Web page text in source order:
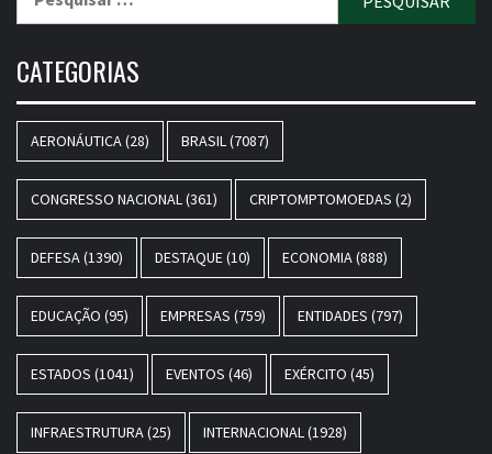
CATEGORIAS
AERONÁUTICA(28) BRASIL(7087)
CONGRESSO NACIONAL(361) CRIPTOMPTOMOEDAS (2)
DEFESA(1390) DESTAQUE(10) ECONOMIA(888)
EDUCAÇÃO (95) EMPRESAS (759) ENTIDADES (797)
ESTADOS (1041) EVENTOS (46) EXÉRCITO (45)
INFRAESTRUTURA(25) INTERNACIONAL(1928)